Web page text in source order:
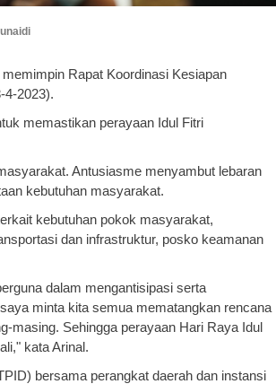
Rapat Koordinasi Kesiapan
4-2023).
memastikan perayaan Idul Fitri
Antusiasme menyambut lebaran
kebutuhan masyarakat.
kebutuhan pokok masyarakat,
dan infrastruktur, posko keamanan
dalam mengantisipasi serta
minta kita semua mematangkan rencana
masing. Sehingga perayaan Hari Raya Idul
kata Arinal.
bersama perangkat daerah dan instansi